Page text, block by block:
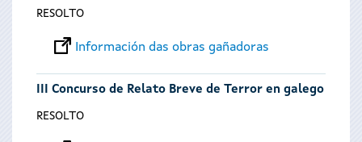
RESOLTO
Información das obras gañadoras
III Concurso de Relato Breve de Terror en galego
RESOLTO